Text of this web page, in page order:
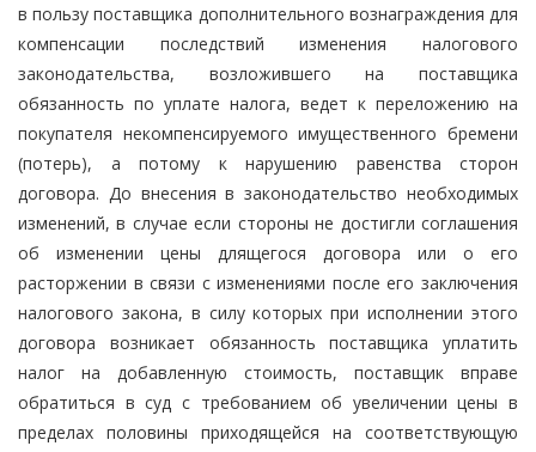
в пользу поставщика дополнительного вознаграждения для
компенсации последствий изменения налогового
законодательства, возложившего на поставщика
обязанность по уплате налога, ведет к переложению на
покупателя некомпенсируемого имущественного бремени
(потерь), а потому к нарушению равенства сторон
договора. До внесения в законодательство необходимых
изменений, в случае если стороны не достигли соглашения
об изменении цены длящегося договора или о его
расторжении в связи с изменениями после его заключения
налогового закона, в силу которых при исполнении этого
договора возникает обязанность поставщика уплатить
налог на добавленную стоимость, поставщик вправе
обратиться в суд с требованием об увеличении цены в
пределах половины приходящейся на соответствующую